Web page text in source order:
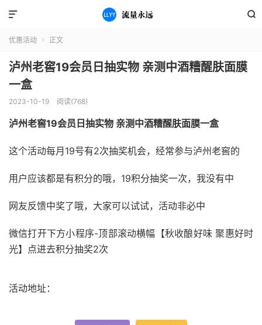


优惠活动  正文
泸州老窖19会员日抽实物 亲测中酒糟醒肤面膜
一盒
2023-10-19 阅读(768)
泸州老窖19会员日抽实物 亲测中酒糟醒肤面膜一盒
这个活动每月19号有2次抽奖机会，经常参与泸州老窖的
用户应该都是有积分的哦，19积分抽奖一次，我没有中
网友反馈中奖了哦，大家可以试试，活动非必中
微信打开下方小程序-顶部滚动横幅【秋收酿好味 聚惠好时
光】点进去积分抽奖2次
活动地址：